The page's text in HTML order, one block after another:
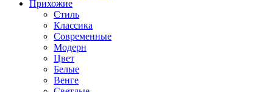
Прихожие
Стиль
Классика
Современные
Модерн
Цвет
Белые
Венге